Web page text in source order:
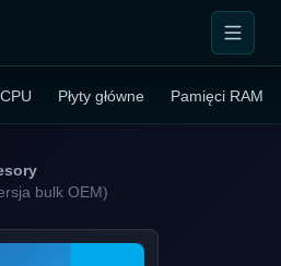
Płyty główne Pamięci RAM
bulk OEM)